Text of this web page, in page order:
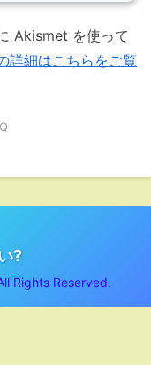
Akismet を使って
詳細はこちらをご覧
?
Rights Reserved.